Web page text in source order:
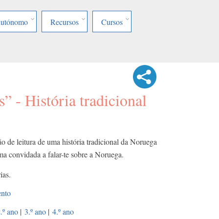
Recursos Cursos
- História tradicional
de leitura de uma história tradicional da Noruega
convidada a falar-te sobre a Noruega.
ano | 3.º ano | 4.º ano